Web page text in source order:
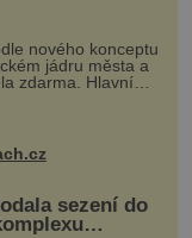
nového konceptu
jádru města a
zdarma. Hlavní
na Karlově a
burčák, pes...
sezení do